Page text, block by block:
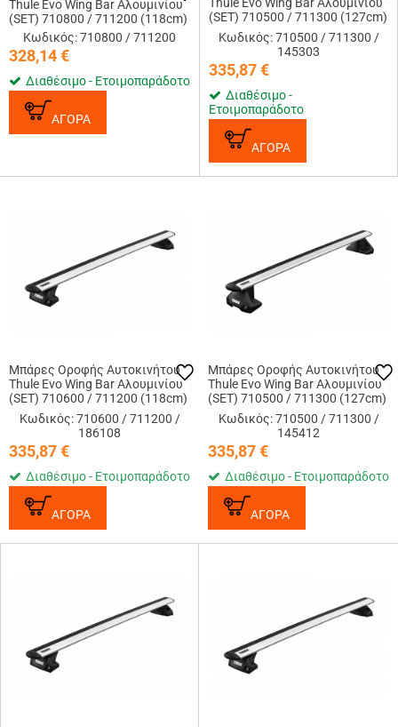
Thule Evo Wing Bar Αλουμινίου
(SET) 710800 / 711200 (118cm)
Κωδικός: 710800 / 711200
328,14€
Διαθέσιμο - Ετοιμοπαράδοτο
ΑΓΟΡΑ
(SET) 710500 / 711300 (127cm)
/ 145303
Κωδικός: 710500 / 711300 /
145303
335,87€
Διαθέσιμο -
Ετοιμοπαράδοτο
ΑΓΟΡΑ
Μπάρες Οροφής Αυτοκινήτου
Thule Evo Wing Bar Αλουμινίου
(SET) 710600 / 711200 (118cm)
/ 186108
Κωδικός: 710600 / 711200 /
186108
335,87€
Διαθέσιμο - Ετοιμοπαράδοτο
ΑΓΟΡΑ
Μπάρες Οροφής Αυτοκινήτου
Thule Evo Wing Bar Αλουμινίου
(SET) 710500 / 711300 (127cm)
/ 145412
Κωδικός: 710500 / 711300 /
145412
335,87€
Διαθέσιμο - Ετοιμοπαράδοτο
ΑΓΟΡΑ